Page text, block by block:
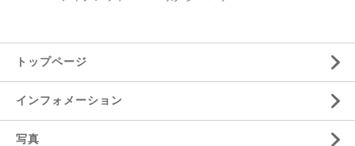
トップページ
インフォメーション
写真